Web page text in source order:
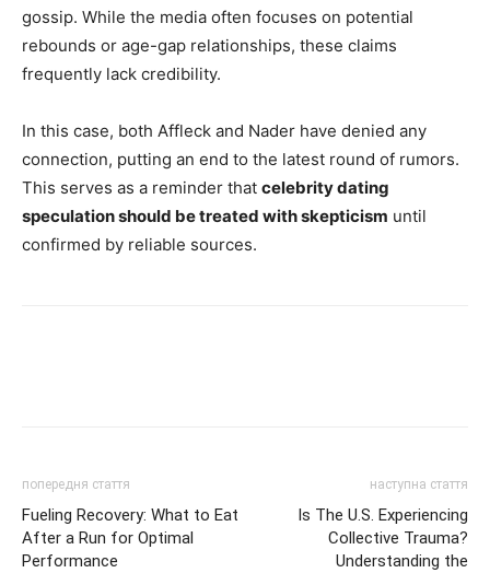
gossip. While the media often focuses on potential
rebounds or age-gap relationships, these claims
frequently lack credibility.
In this case, both Affleck and Nader have denied any
connection, putting an end to the latest round of rumors.
This serves as a reminder that celebrity dating
speculation should be treated with skepticism until
confirmed by reliable sources.
попередня стаття
Fueling Recovery: What to Eat
After a Run for Optimal
Performance
наступна стаття
Is The U.S. Experiencing
Collective Trauma?
Understanding the